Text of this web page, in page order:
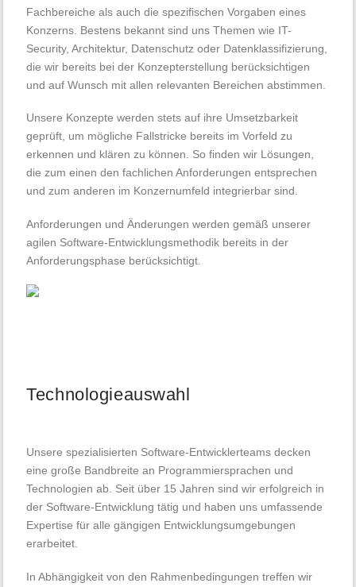
Fachbereiche als auch die spezifischen Vorgaben eines
Konzerns. Bestens bekannt sind uns Themen wie IT-
Security, Architektur, Datenschutz oder Datenklassifizierung,
die wir bereits bei der Konzepterstellung berücksichtigen
und auf Wunsch mit allen relevanten Bereichen abstimmen.
Unsere Konzepte werden stets auf ihre Umsetzbarkeit
geprüft, um mögliche Fallstricke bereits im Vorfeld zu
erkennen und klären zu können. So finden wir Lösungen,
die zum einen den fachlichen Anforderungen entsprechen
und zum anderen im Konzernumfeld integrierbar sind.
Anforderungen und Änderungen werden gemäß unserer
agilen Software-Entwicklungsmethodik bereits in der
Anforderungsphase berücksichtigt.
Technologieauswahl
Unsere spezialisierten Software-Entwicklerteams decken
eine große Bandbreite an Programmiersprachen und
Technologien ab. Seit über 15 Jahren sind wir erfolgreich in
der Software-Entwicklung tätig und haben uns umfassende
Expertise für alle gängigen Entwicklungsumgebungen
erarbeitet.
In Abhängigkeit von den Rahmenbedingungen treffen wir